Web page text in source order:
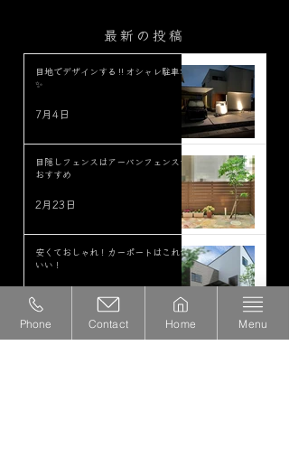
最新の投稿
目地でデザインする‼︎オシャレ駐車場
✨
7月4日
目隠しフェンスはアーバンフェンスが
おすすめ
2月23日
安くておしゃれ！カーポートはこれが
いい！
年末年始休業のお知らせ
Phone Contact Home Menu